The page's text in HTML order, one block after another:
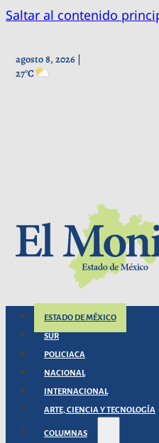
Saltar al contenido
agosto 8, 2026 |
27°C
ESTADO DE MÉXICO
SUR
POLICIACA
NACIONAL
INTERNACIONAL
ARTE, CIENCIA Y TECNOLOGÍA
COLUMNAS